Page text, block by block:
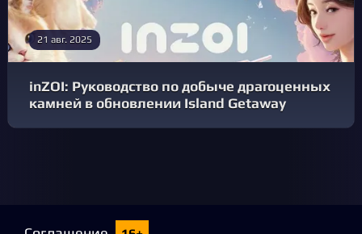
21 авг. 2025
inZOI: Руководство по добыче драгоценных
камней в обновлении Island Getaway